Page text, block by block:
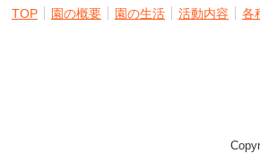
TOP 園の概要 園の生活 活動内容 各